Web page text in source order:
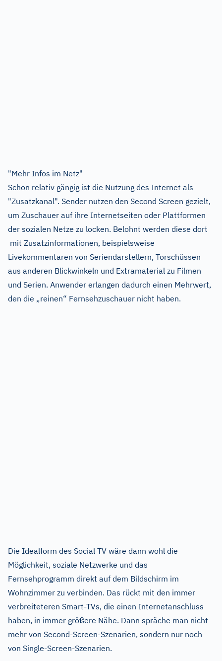
"Mehr Infos im Netz"
Schon relativ gängig ist die Nutzung des Internet als
"Zusatzkanal". Sender nutzen den Second Screen gezielt,
um Zuschauer auf ihre Internetseiten oder Plattformen
der sozialen Netze zu locken. Belohnt werden diese dort
mit Zusatzinformationen, beispielsweise
Livekommentaren von Seriendarstellern, Torschüssen
aus anderen Blickwinkeln und Extramaterial zu Filmen
und Serien. Anwender erlangen dadurch einen Mehrwert,
den die „reinen“ Fernsehzuschauer nicht haben.
Die Idealform des Social TV wäre dann wohl die
Möglichkeit, soziale Netzwerke und das
Fernsehprogramm direkt auf dem Bildschirm im
Wohnzimmer zu verbinden. Das rückt mit den immer
verbreiteteren Smart-TVs, die einen Internetanschluss
haben, in immer größere Nähe. Dann spräche man nicht
mehr von Second-Screen-Szenarien, sondern nur noch
von Single-Screen-Szenarien.